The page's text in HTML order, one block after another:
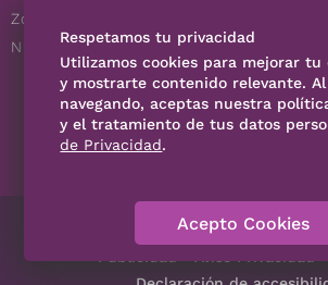
Zoociales
Nuevos Queretanos
Consultas
Contáctanos Código de
Respetamos tu privacidad
Utilizamos cookies para mejorar tu
y mostrarte contenido relevante.
navegando, aceptas nuestra
y el tratamiento de tus datos
de Privacidad.
Acepto Cookies